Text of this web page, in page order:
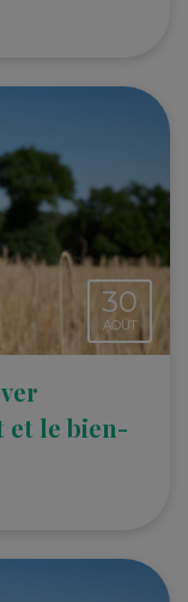
30
AOÛT
et le bien-